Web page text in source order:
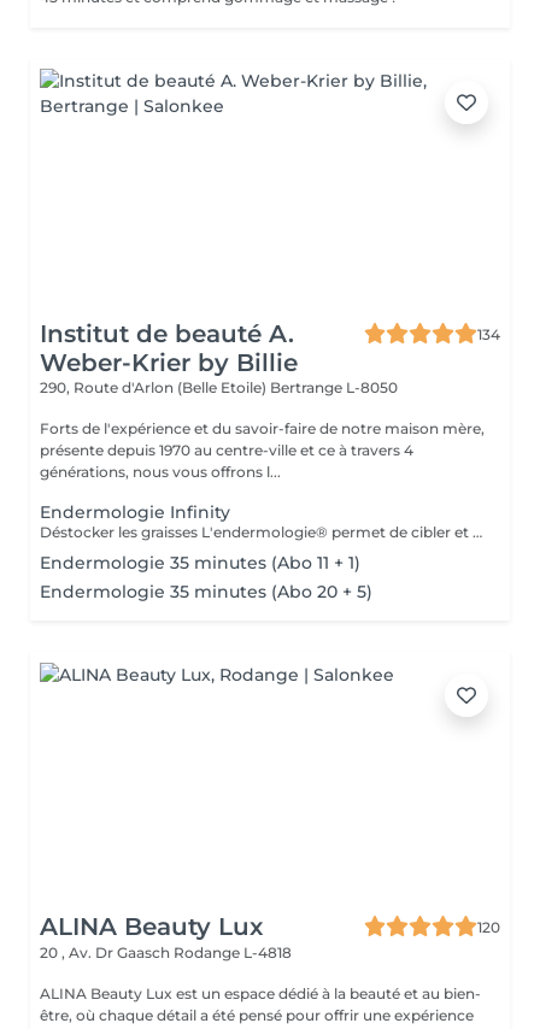
Institut de beauté A.
Weber-Krier by Billie
134
290, Route d'Arlon (Belle Etoile) Bertrange L-8050
Forts de l'expérience et du savoir-faire de notre maison mère,
présente depuis 1970 au centre-ville et ce à travers 4
générations, nous vous offrons l...
Endermologie Infinity
Déstocker les graisses L'endermologie® permet de cibler et daffiner les zones rebelles à lexercice et à lhygiène alimentaire (bras, dos, ventre, taille, cuisses..) tout en sadaptant précisément aux besoins de chaque peau. Lisser la cellulite La cellulite, qui touche 90 % des femmes même les plus minces et les plus sportives, résulte à la fois dun stockage de graisses dans les adipocytes (cellules graisseuses) et dune rétention deau tout autour. Raffermir la peau Variations de poids, grossesses, temps qui passe la peau perd progressivement de sa tonicité et de sa souplesse. Même si ce relâchement cutané concerne tout le corps, certaines zones y sont plus sensibles : intérieur des cuisses, ventre, bras, etc Retrouver des jambes légères Jambes lourdes et douloureuses, chevilles ou pieds gonflés ces symptômes traduisent une mauvaise circulation sanguine et lymphatique. Les toxines saccumulent dans lorganisme, ce qui explique de telles variations de volume en une même journée ou à différents moments du cycle féminin. Bien-être Découvrez des parcours de soins au concept exclusif, pour une efficacité et une détente incomparables.
Endermologie 35 minutes (Abo 11 + 1)
Endermologie 35 minutes (Abo 20 + 5)
ALINA Beauty Lux
120
20 , Av. Dr Gaasch Rodange L-4818
ALINA Beauty Lux est un espace dédié à la beauté et au bien-
être, où chaque détail a été pensé pour offrir une expérience